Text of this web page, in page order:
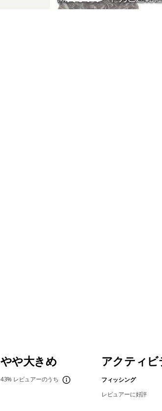
やや大きめ
43% レビュアーのうち
アクティビ
フィッシング
レビュアーに好評